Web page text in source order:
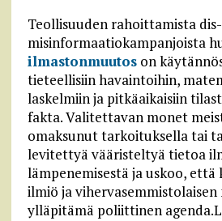
Teollisuuden rahoittamista
misinformaatiokampanjoista
ilmastonmuutoson
tieteellisiin havaintoihin,
laskelmiin ja pitkäaikaisiin
fakta. Valitettavan monet
omaksunut tarkoituksella tai
levitettyä vääristeltyä tietoa
lämpenemisestä ja uskoo, että
ilmiö ja vihervasemmistolaisen
ylläpitämä poliittinen